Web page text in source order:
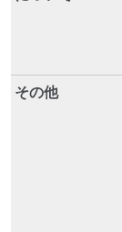
その他